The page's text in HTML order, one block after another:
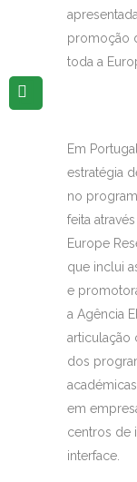
promoção
toda a
Em
estratégia
no
feita
Europe
que inclui
e
a Agência
articulação
dos
em
centros de
interface.